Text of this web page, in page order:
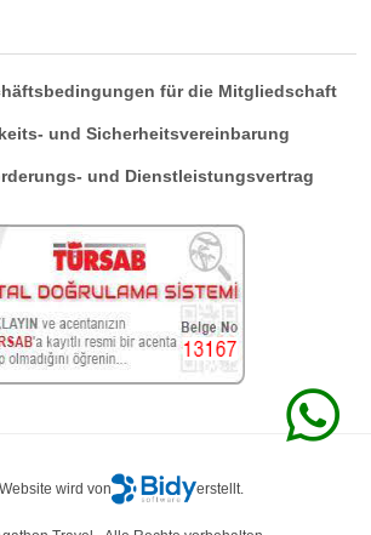
für die Mitgliedschaft
und Sicherheitsvereinbarung
und Dienstleistungsvertrag
wird von erstellt.